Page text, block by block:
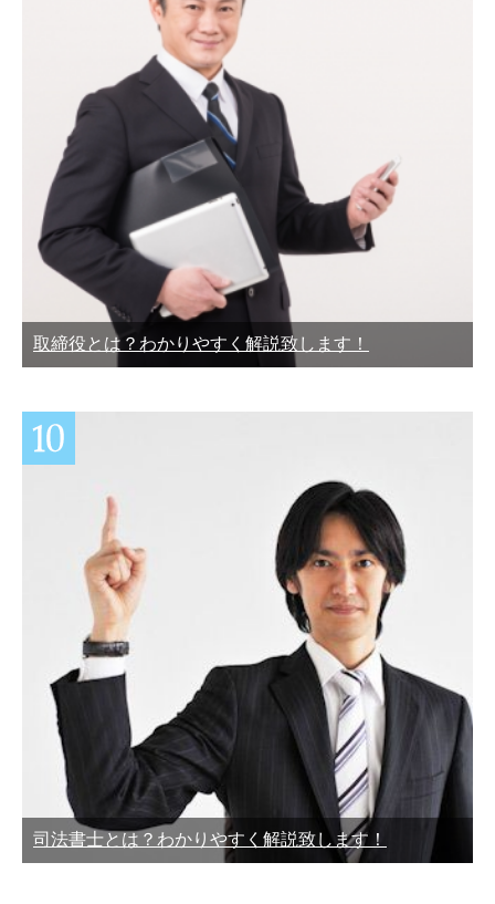
取締役とは？わかりやすく解説致します！
司法書士とは？わかりやすく解説致します！